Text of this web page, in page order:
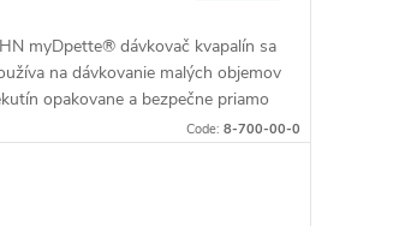
myDpette® dávkovač kvapalín sa
na dávkovanie malých objemov
opakovane a bezpečne priamo
reagenčných fliaš. Vďaka vysoko
Code: 8-700-00-0